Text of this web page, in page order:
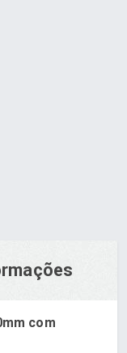
com